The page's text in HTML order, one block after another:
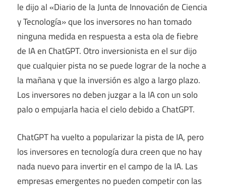
le dijo al «Diario de la Junta de Innovación de Ciencia
y Tecnología» que los inversores no han tomado
ninguna medida en respuesta a esta ola de fiebre
de IA en ChatGPT. Otro inversionista en el sur dijo
que cualquier pista no se puede lograr de la noche a
la mañana y que la inversión es algo a largo plazo.
Los inversores no deben juzgar a la IA con un solo
palo o empujarla hacia el cielo debido a ChatGPT.
ChatGPT ha vuelto a popularizar la pista de IA, pero
los inversores en tecnología dura creen que no hay
nada nuevo para invertir en el campo de la IA. Las
empresas emergentes no pueden competir con las